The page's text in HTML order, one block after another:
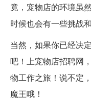
竟，宠物店的环境虽
时候也会有一些挑战和
当然，如果你已经决
吧！上宠物店招聘网
物工作之旅！说不定
魔王哦！